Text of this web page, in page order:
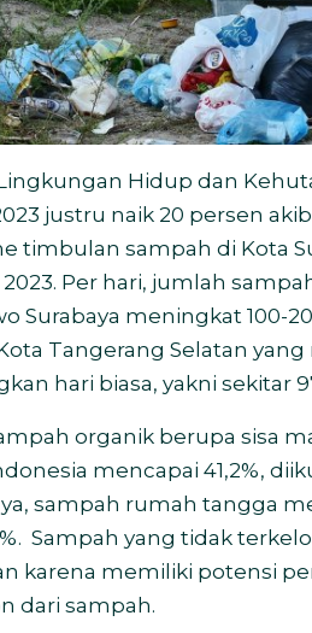
Hidup dan
justru naik 20 persen
timbulan sampah di Kota
Per hari, jumlah
Surabaya meningkat 100-
Tangerang Selatan
hari biasa, yakni sekitar
organik berupa sisa
mencapai 41,2%,
sampah rumah tangga
Sampah yang tidak
karena memiliki potensi
dari sampah.